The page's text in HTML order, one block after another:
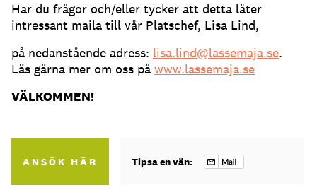
Har du frågor och/eller tycker att detta låter
intressant maila till vår Platschef, Lisa Lind,
på nedanstående adress: lisa.lind@lassemaja.se.
Läs gärna mer om oss på www.lassemaja.se
VÄLKOMMEN!
ANSÖK HÄR Tipsa en vän: